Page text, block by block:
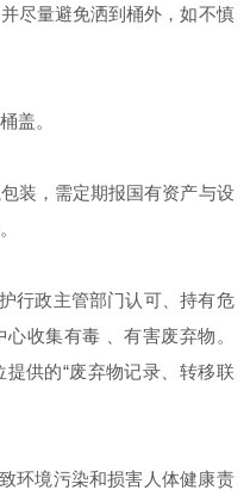
量避免洒到桶外，如不慎
盖。
，需定期报国有资产与设
政主管部门认可、持有危
收集有毒 、有害废弃物。
供的“废弃物记录、转移联
境污染和损害人体健康责